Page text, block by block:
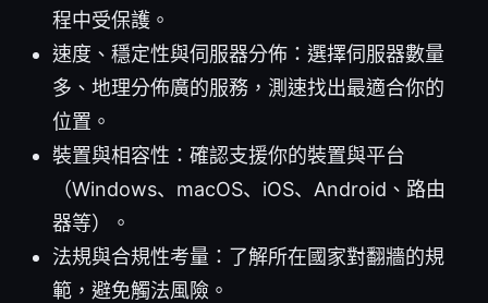
程中受保護。
速度、穩定性與伺服器分佈：選擇伺服器數量
多、地理分佈廣的服務，測速找出最適合你的
位置。
裝置與相容性：確認支援你的裝置與平台
（Windows、macOS、iOS、Android、路由
器等）。
法規與合規性考量：了解所在國家對翻牆的規
範，避免觸法風險。